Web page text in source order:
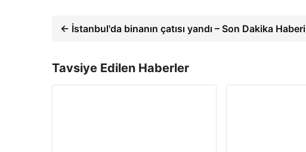
← İstanbul'da binanın çatısı yandı – Son Dakika Haberi
Tavsiye Edilen Haberler